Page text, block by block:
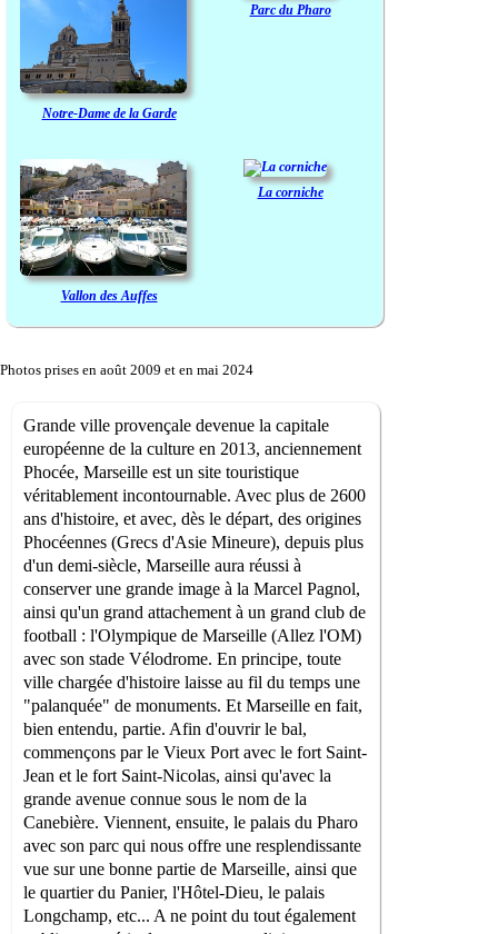
Notre-Dame de la Garde
Parc du Pharo
Vallon des Auffes
La corniche
Photos prises en août 2009 et en mai 2024
Grande ville provençale devenue la capitale
européenne de la culture en 2013, anciennement
Phocée, Marseille est un site touristique
véritablement incontournable. Avec plus de 2600
ans d'histoire, et avec, dès le départ, des origines
Phocéennes (Grecs d'Asie Mineure), depuis plus
d'un demi-siècle, Marseille aura réussi à
conserver une grande image à la Marcel Pagnol,
ainsi qu'un grand attachement à un grand club de
football : l'Olympique de Marseille (Allez l'OM)
avec son stade Vélodrome. En principe, toute
ville chargée d'histoire laisse au fil du temps une
"palanquée" de monuments. Et Marseille en fait,
bien entendu, partie. Afin d'ouvrir le bal,
commençons par le Vieux Port avec le fort Saint-
Jean et le fort Saint-Nicolas, ainsi qu'avec la
grande avenue connue sous le nom de la
Canebière. Viennent, ensuite, le palais du Pharo
avec son parc qui nous offre une resplendissante
vue sur une bonne partie de Marseille, ainsi que
le quartier du Panier, l'Hôtel-Dieu, le palais
Longchamp, etc... A ne point du tout également